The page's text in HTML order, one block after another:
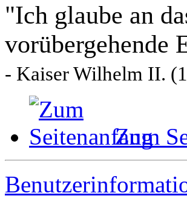
"Ich glaube an
vorübergehende
- Kaiser Wilhelm II.
Zum